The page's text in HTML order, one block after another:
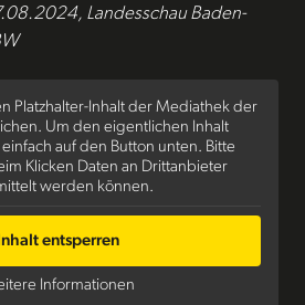
Landesschau Baden-
Platzhalter-Inhalt der Mediathek der
Um den eigentlichen Inhalt
auf den Button unten. Bitte
Klicken Daten an Drittanbieter
werden können.
Inhalt entsperren
Informationen